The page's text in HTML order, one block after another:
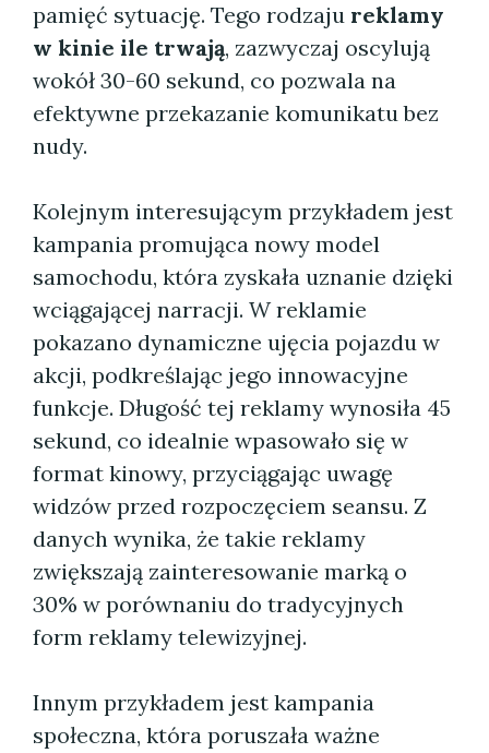
pamięć sytuację. Tego rodzaju reklamy
w kinie ile trwają, zazwyczaj oscylują
wokół 30-60 sekund, co pozwala na
efektywne przekazanie komunikatu bez
nudy.
Kolejnym interesującym przykładem jest
kampania promująca nowy model
samochodu, która zyskała uznanie dzięki
wciągającej narracji. W reklamie
pokazano dynamiczne ujęcia pojazdu w
akcji, podkreślając jego innowacyjne
funkcje. Długość tej reklamy wynosiła 45
sekund, co idealnie wpasowało się w
format kinowy, przyciągając uwagę
widzów przed rozpoczęciem seansu. Z
danych wynika, że takie reklamy
zwiększają zainteresowanie marką o
30% w porównaniu do tradycyjnych
form reklamy telewizyjnej.
Innym przykładem jest kampania
społeczna, która poruszała ważne